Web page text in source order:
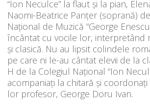
“Ion Neculce” la flaut şi la pian,
Naomi-Beatrice Panţer (soprană)
Naţional de Muzică “George
încântat cu vocile lor, interpretând
şi clasică. Nu au lipsit colindele
pe care ni le-au cântat elevii de la
H de la Colegiul Naţional “Ion
acompaniaţi la chitară şi
lor profesor, George Doru Ivan.